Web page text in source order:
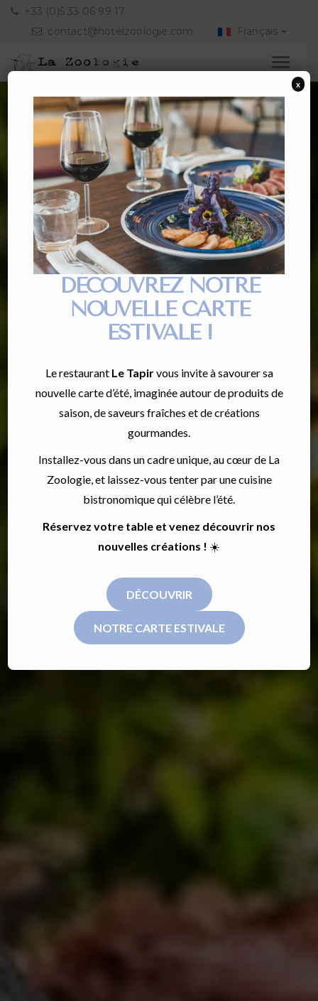
+33 (0)5 33 06 99 17
contact@hotelzoologie.com
Français
DÉCOUVREZ NOTRE
NOUVELLE CARTE
ESTIVALE !
Le restaurant Le Tapirvous invite à savourer sa
nouvelle carte d’été, imaginée autour de produits de
saison, de saveurs fraîches et de créations
gourmandes.
Installez-vous dans un cadre unique, au cœur de La
Zoologie, et laissez-vous tenter par une cuisine
bistronomique qui célèbre l’été.
Réservez votre table et venez découvrir nos
nouvelles créations ! ☀️
DÉCOUVRIR
NOTRE CARTE ESTIVALE
x